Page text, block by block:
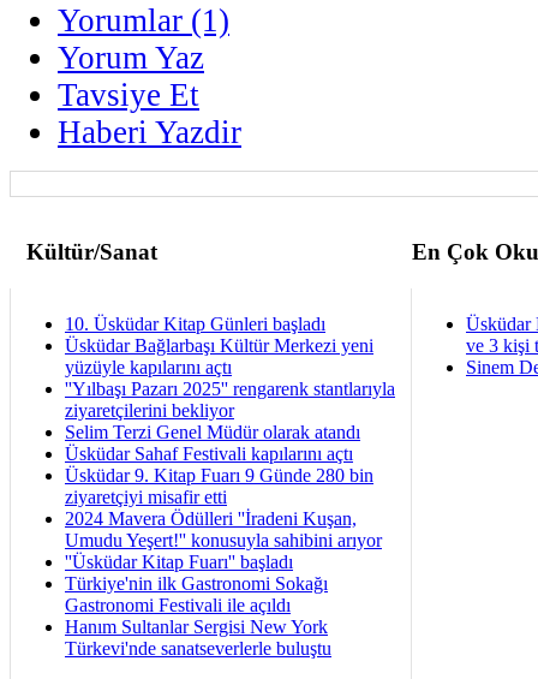
Yorumlar (1)
Yorum Yaz
Tavsiye Et
Haberi Yazdir
Kültür/Sanat En Çok
10. Üsküdar Kitap Günleri başladı
Üsküdar Bağlarbaşı Kültür Merkezi yeni
yüzüyle kapılarını açtı
''Yılbaşı Pazarı 2025'' rengarenk stantlarıyla
ziyaretçilerini bekliyor
Selim Terzi Genel Müdür olarak atandı
Üsküdar Sahaf Festivali kapılarını açtı
Üsküdar 9. Kitap Fuarı 9 Günde 280 bin
ziyaretçiyi misafir etti
2024 Mavera Ödülleri ''İradeni Kuşan,
Umudu Yeşert!'' konusuyla sahibini arıyor
''Üsküdar Kitap Fuarı'' başladı
Türkiye'nin ilk Gastronomi Sokağı
Gastronomi Festivali ile açıldı
Hanım Sultanlar Sergisi New York
Türkevi'nde sanatseverlerle buluştu
Üsküdar
ve 3 kişi
Sinem